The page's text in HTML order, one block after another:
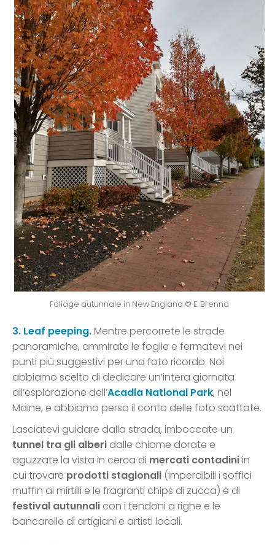
Foliage autunnale in New England © E. Brenna
3. Leaf peeping.Mentre percorrete le strade
panoramiche, ammirate le foglie e fermatevi nei
punti più suggestivi per una foto ricordo. Noi
abbiamo scelto di dedicare un’intera giornata
all’esplorazione dell’Acadia National Park, nel
Maine, e abbiamo perso il conto delle foto scattate.
Lasciatevi guidare dalla strada, imboccate un
tunnel tra gli alberi dalle chiome dorate e
aguzzate la vista in cerca di mercati contadiniin
cui trovare prodotti stagionali (imperdibili i soffici
muffin ai mirtilli e le fragranti chips di zucca) e di
festival autunnali con i tendoni a righe e le
bancarelle di artigiani e artisti locali.